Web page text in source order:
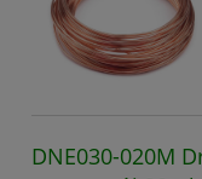
DNE030-020M